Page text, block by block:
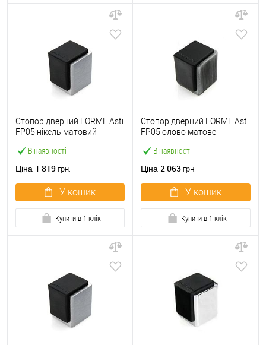
В наявності
Стопор дверний FORME Asti
FP05 нікель матовий
Ціна 1 819 грн.
У кошик
Купити в 1 клік
В наявності
Стопор дверний FORME Asti
FP05 олово матове
Ціна 2 063 грн.
У кошик
Купити в 1 клік